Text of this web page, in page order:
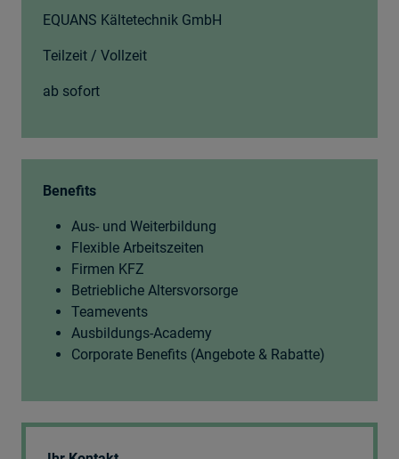
EQUANS Kältetechnik GmbH
Teilzeit / Vollzeit
ab sofort
Benefits
Aus- und Weiterbildung
Flexible Arbeitszeiten
Firmen KFZ
Betriebliche Altersvorsorge
Teamevents
Ausbildungs-Academy
Corporate Benefits (Angebote & Rabatte)